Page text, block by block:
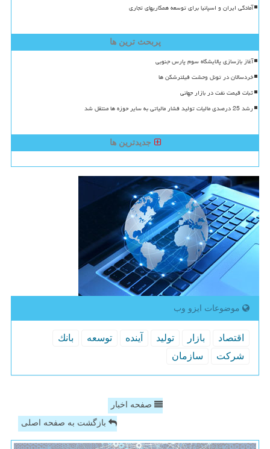
آمادگی ایران و اسپانیا برای توسعه همکاریهای تجاری
پربحث ترین ها
آغاز بازسازی پالایشگاه سوم پارس جنوبی
خردسالان در تونل وحشت فیلترشکن ها
ثبات قیمت نفت در بازار جهانی
رشد 25 درصدی مالیات تولید فشار مالیاتی به سایر حوزه ها منتقل شد
جدیدترین ها
موضوعات ایزو وب
اقتصاد بازار تولید آینده توسعه
بانك
شركت
سازمان
صفحه اخبار
بازگشت به صفحه اصلی